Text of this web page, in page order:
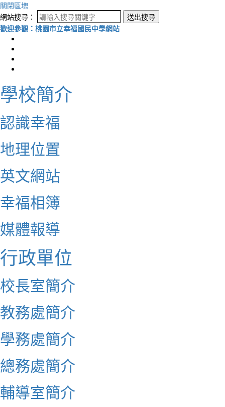
關閉區塊
網站搜尋：
送出搜尋
歡迎參觀：桃園市立幸福國民中學網站
學校簡介
認識幸福
地理位置
英文網站
幸福相簿
媒體報導
行政單位
校長室簡介
教務處簡介
學務處簡介
總務處簡介
輔導室簡介